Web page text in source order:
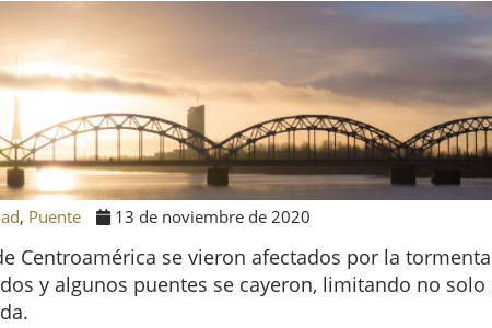
, Puente 13 de noviembre de 2020
Centroamérica se vieron afectados por la
y algunos puentes se cayeron, limitando no